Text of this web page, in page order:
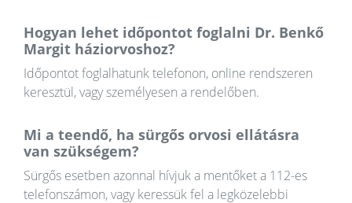
Hogyan lehet időpontot foglalni Dr. Benkő
Margit háziorvoshoz?
Időpontot foglalhatunk telefonon, online rendszeren
keresztül, vagy személyesen a rendelőben.
Mi a teendő, ha sürgős orvosi ellátásra
van szükségem?
Sürgős esetben azonnal hívjuk a mentőket a 112-es
telefonszámon, vagy keressük fel a legközelebbi